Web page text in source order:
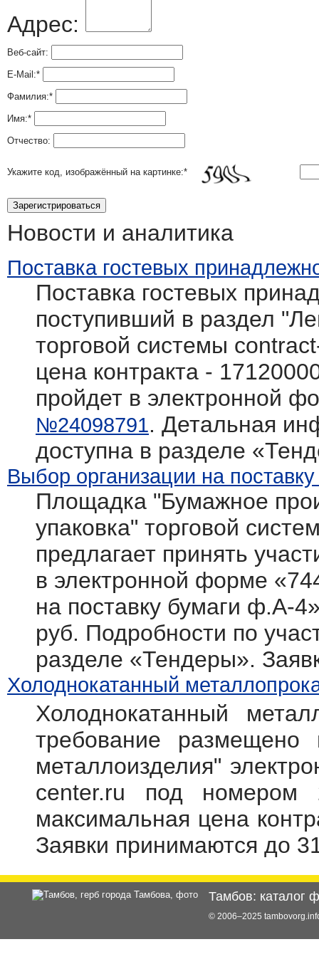
Адрес:
Веб-сайт:
E-Mail:*
Фамилия:*
Имя:*
Отчество:
Укажите код, изображённый на картинке:*
Новости и аналитика
Поставка гостевых
Поставка гостевых
поступивший в раздел
торговой системы
цена контракта -
пройдет в электронной
№24098791. Детальная
доступна в разделе
Выбор организации на
Площадка "Бумажное
упаковка" торговой
предлагает принять
в электронной форме
на поставку бумаги ф.А-
руб. Подробности по
разделе «Тендеры».
Холоднокатанный
Холоднокатанный
требование
металлоизделия"
center.ru под номером
максимальная цена
Заявки принимаются до
Тамбов: каталог
© 2006–2025